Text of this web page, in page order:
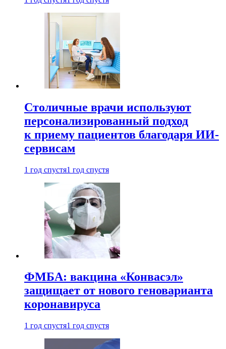
Столичные врачи используют
персонализированный подход
к приему пациентов благодаря ИИ-
сервисам
1 год спустя1 год спустя
ФМБА: вакцина «Конвасэл»
защищает от нового геноварианта
коронавируса
1 год спустя1 год спустя